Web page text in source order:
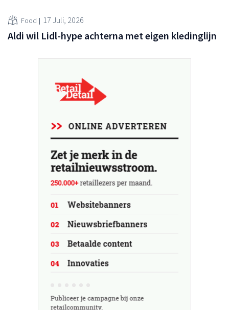
Food 17 Juli, 2026
Aldi wil Lidl-hype achterna met eigen kledinglijn